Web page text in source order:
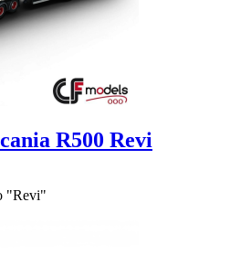
R500 Revi
"Revi"